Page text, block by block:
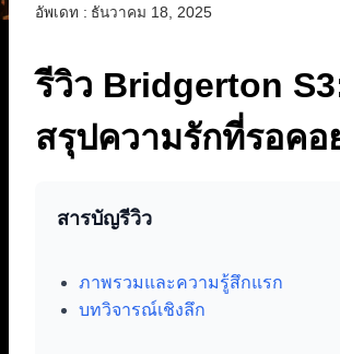
อัพเดท : ธันวาคม 18, 2025
รีวิว Bridgerton
สรุปความรักที่รอคอ
สารบัญรีวิว
ภาพรวมและความรู้สึกแรก
บทวิจารณ์เชิงลึก